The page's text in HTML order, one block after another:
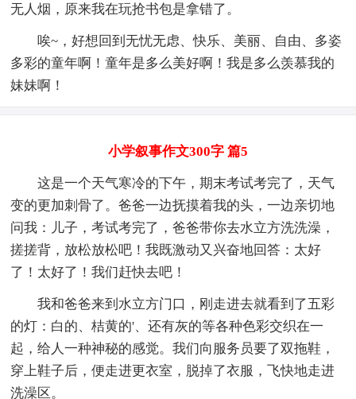
无人烟，原来我在玩抢书包是拿错了。
唉~，好想回到无忧无虑、快乐、美丽、自由、多姿
多彩的童年啊！童年是多么美好啊！我是多么羡慕我的
妹妹啊！
小学叙事作文300字 篇5
这是一个天气寒冷的下午，期末考试考完了，天气
变的更加刺骨了。爸爸一边抚摸着我的头，一边亲切地
问我：儿子，考试考完了，爸爸带你去水立方洗洗澡，
搓搓背，放松放松吧！我既激动又兴奋地回答：太好
了！太好了！我们赶快去吧！
我和爸爸来到水立方门口，刚走进去就看到了五彩
的灯：白的、桔黄的'、还有灰的等各种色彩交织在一
起，给人一种神秘的感觉。我们向服务员要了双拖鞋，
穿上鞋子后，便走进更衣室，脱掉了衣服，飞快地走进
洗澡区。